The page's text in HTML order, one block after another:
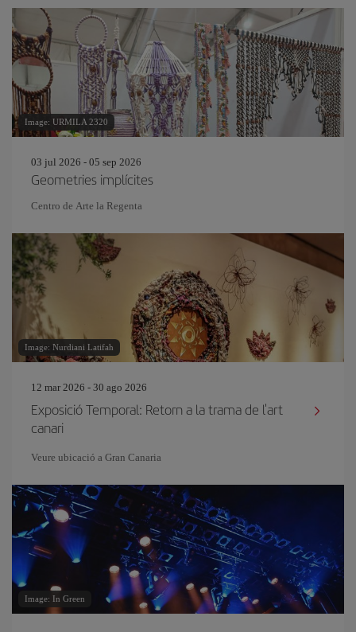
Image: URMILA 2320
03 jul 2026 - 05 sep 2026
Geometries implícites
Centro de Arte la Regenta
Image: Nurdiani Latifah
12 mar 2026 - 30 ago 2026
Exposició Temporal: Retorn a la trama de l'art
canari
Veure ubicació a Gran Canaria
Image: In Green